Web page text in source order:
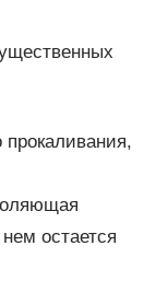
прокаливания,
остается